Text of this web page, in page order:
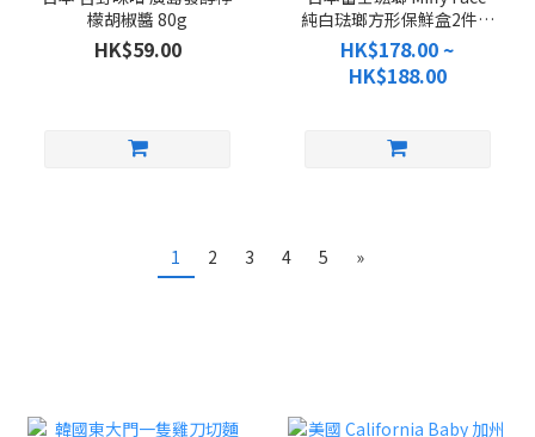
檬胡椒醬 80g
HK$59.00
純白琺瑯方形保鮮盒2件套
裝
HK$178.00 ~
HK$188.00
1 2 3 4 5 »